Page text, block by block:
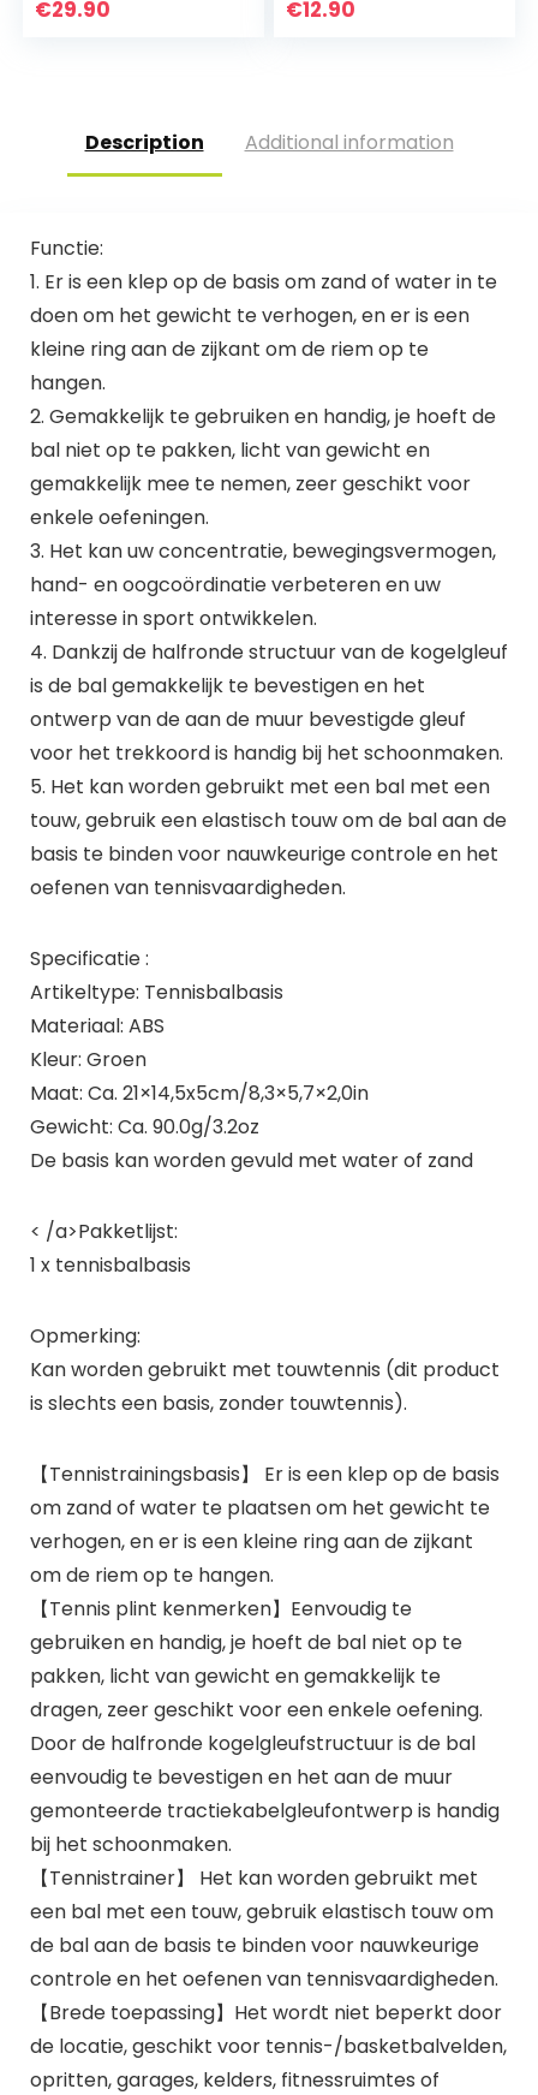
€29.90 €12.90
Description Additional information
Functie:
1. Er is een klep op de basis om zand of water in te
doen om het gewicht te verhogen, en er is een
kleine ring aan de zijkant om de riem op te
hangen.
2. Gemakkelijk te gebruiken en handig, je hoeft de
bal niet op te pakken, licht van gewicht en
gemakkelijk mee te nemen, zeer geschikt voor
enkele oefeningen.
3. Het kan uw concentratie, bewegingsvermogen,
hand- en oogcoördinatie verbeteren en uw
interesse in sport ontwikkelen.
4. Dankzij de halfronde structuur van de kogelgleuf
is de bal gemakkelijk te bevestigen en het
ontwerp van de aan de muur bevestigde gleuf
voor het trekkoord is handig bij het schoonmaken.
5. Het kan worden gebruikt met een bal met een
touw, gebruik een elastisch touw om de bal aan de
basis te binden voor nauwkeurige controle en het
oefenen van tennisvaardigheden.
Specificatie :
Artikeltype: Tennisbalbasis
Materiaal: ABS
Kleur: Groen
Maat: Ca. 21×14,5x5cm/8,3×5,7×2,0in
Gewicht: Ca. 90.0g/3.2oz
De basis kan worden gevuld met water of zand
< /a>Pakketlijst:
1 x tennisbalbasis
Opmerking:
Kan worden gebruikt met touwtennis (dit product
is slechts een basis, zonder touwtennis).
【Tennistrainingsbasis】 Er is een klep op de basis
om zand of water te plaatsen om het gewicht te
verhogen, en er is een kleine ring aan de zijkant
om de riem op te hangen.
【Tennis plint kenmerken】Eenvoudig te
gebruiken en handig, je hoeft de bal niet op te
pakken, licht van gewicht en gemakkelijk te
dragen, zeer geschikt voor een enkele oefening.
Door de halfronde kogelgleufstructuur is de bal
eenvoudig te bevestigen en het aan de muur
gemonteerde tractiekabelgleufontwerp is handig
bij het schoonmaken.
【Tennistrainer】 Het kan worden gebruikt met
een bal met een touw, gebruik elastisch touw om
de bal aan de basis te binden voor nauwkeurige
controle en het oefenen van tennisvaardigheden.
【Brede toepassing】Het wordt niet beperkt door
de locatie, geschikt voor tennis-/basketbalvelden,
opritten, garages, kelders, fitnessruimtes of